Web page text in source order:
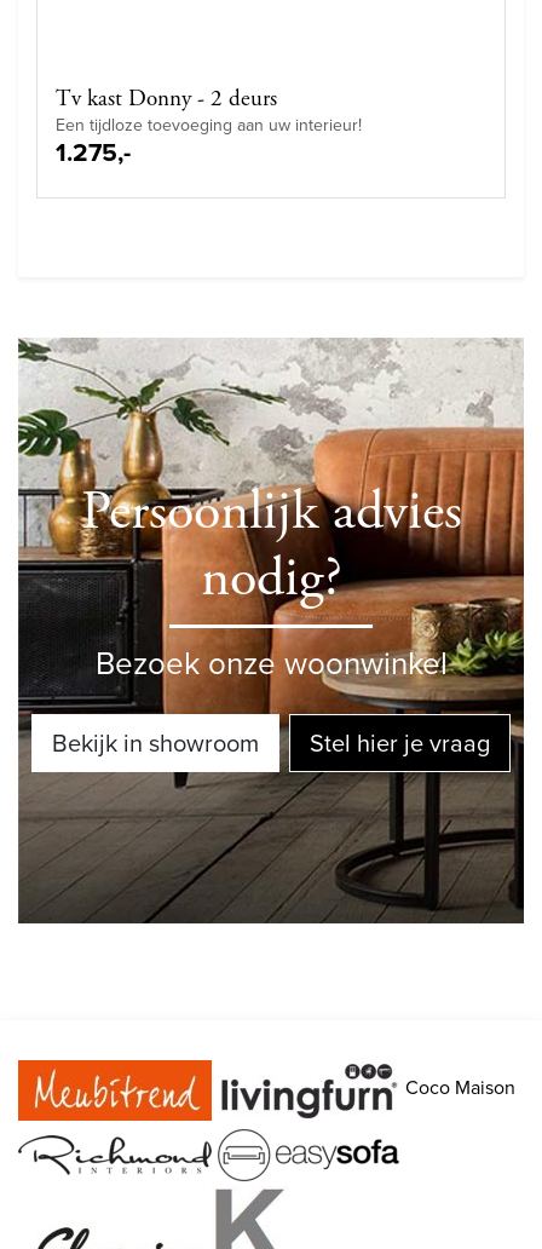
Tv kast Donny - 2 deurs
Een tijdloze toevoeging aan uw interieur!
1.275,-
Persoonlijk advies
nodig?
Bezoek onze woonwinkel
Bekijk in showroom Stel hier je vraag
Coco Maison